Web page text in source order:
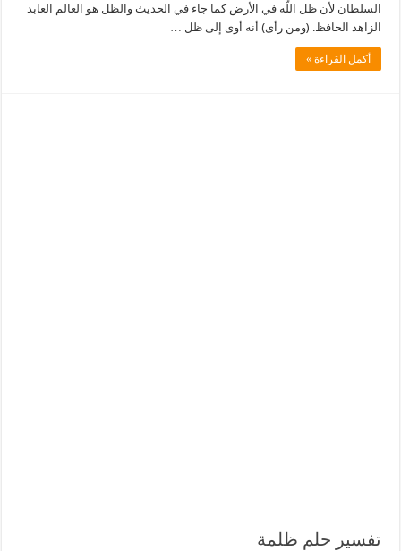
السلطان لأن ظل اللّه في الأرض كما جاء في الحديث والظل هو العالم العابد
الزاهد الحافظ. (ومن رأى) أنه أوى إلى ظل …
أكمل القراءة »
تفسير حلم ظلمة